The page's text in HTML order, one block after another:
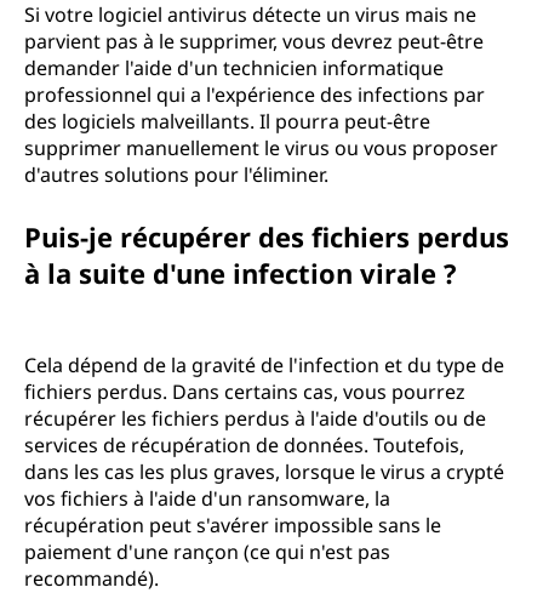
Si votre logiciel antivirus détecte un virus mais ne
parvient pas à le supprimer, vous devrez peut-être
demander l'aide d'un technicien informatique
professionnel qui a l'expérience des infections par
des logiciels malveillants. Il pourra peut-être
supprimer manuellement le virus ou vous proposer
d'autres solutions pour l'éliminer.
Puis-je récupérer des fichiers perdus
à la suite d'une infection virale ?
Cela dépend de la gravité de l'infection et du type de
fichiers perdus. Dans certains cas, vous pourrez
récupérer les fichiers perdus à l'aide d'outils ou de
services de récupération de données. Toutefois,
dans les cas les plus graves, lorsque le virus a crypté
vos fichiers à l'aide d'un ransomware, la
récupération peut s'avérer impossible sans le
paiement d'une rançon (ce qui n'est pas
recommandé).